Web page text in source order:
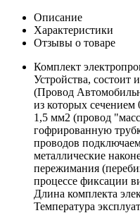
Описание
Характеристики
Отзывы о товаре
Комплект
Устройства,
(Провод
из которых
1,5 мм2 (провод
гофрированную
проводов
металлические
пережимания
процессе фиксации
Длина комплекта
Температура